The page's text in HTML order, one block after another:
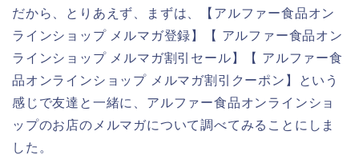
だから、とりあえず、まずは、【アルファー食品オン
ラインショップ メルマガ登録】【 アルファー食品オン
ラインショップ メルマガ割引セール】【 アルファー食
品オンラインショップ メルマガ割引クーポン】という
感じで友達と一緒に、アルファー食品オンラインショ
ップのお店のメルマガについて調べてみることにしま
した。